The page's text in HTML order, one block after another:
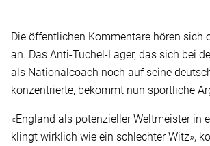
Die öffentlichen Kommentare hören sich
an. Das Anti-Tuchel-Lager, das sich bei
als Nationalcoach noch auf seine
konzentrierte, bekommt nun sportliche
«England als potenzieller Weltmeister in
klingt wirklich wie ein schlechter Witz»,